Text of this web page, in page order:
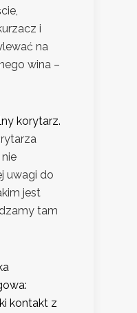
i
na
wina –
korytarz.
uwagi do
jest
tam
kontakt z